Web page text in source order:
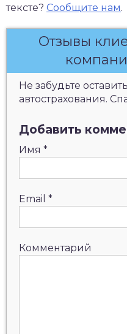
тексте? Сообщите нам.
Отзывы
Не забудьте
автострахования.
Добавить
Имя *
Email *
Комментарий